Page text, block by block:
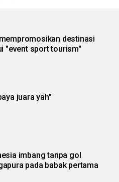
destinasi
"event sport tourism"
juara yah"
imbang tanpa gol
pada babak pertama